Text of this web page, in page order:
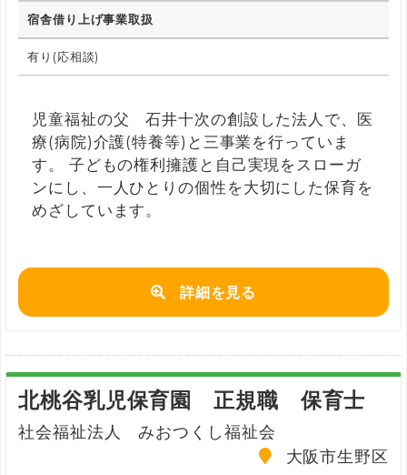
宿舎借り上げ事業取扱
有り(応相談)
児童福祉の父 石井十次の創設した法人で、医
療(病院)介護(特養等)と三事業を行っていま
す。 子どもの権利擁護と自己実現をスローガ
ンにし、一人ひとりの個性を大切にした保育を
めざしています。
詳細を見る
北桃谷乳児保育園 正規職 保育士
社会福祉法人 みおつくし福祉会
大阪市生野区